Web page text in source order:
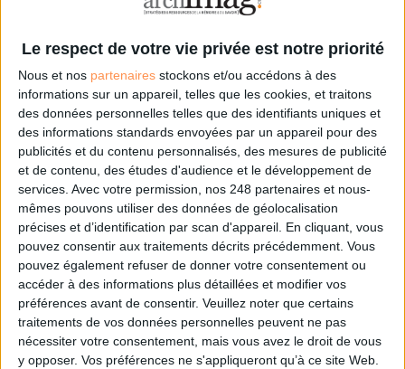
Le respect de votre vie privée est notre priorité
Nous et nos partenaires stockons et/ou accédons à des
informations sur un appareil, telles que les cookies, et traitons
des données personnelles telles que des identifiants uniques et
des informations standards envoyées par un appareil pour des
publicités et du contenu personnalisés, des mesures de publicité
et de contenu, des études d'audience et le développement de
services. Avec votre permission, nos 248 partenaires et nous-
mêmes pouvons utiliser des données de géolocalisation
précises et d’identification par scan d'appareil. En cliquant, vous
pouvez consentir aux traitements décrits précédemment. Vous
pouvez également refuser de donner votre consentement ou
accéder à des informations plus détaillées et modifier vos
préférences avant de consentir. Veuillez noter que certains
traitements de vos données personnelles peuvent ne pas
nécessiter votre consentement, mais vous avez le droit de vous
y opposer. Vos préférences ne s'appliqueront qu’à ce site Web.
Connectez-vous inscrivez-vous pour publier un commentaire
À LIRE SUR ARCHIMAG
Des archives inédites de Led Zeppelin refont
surface
Le plus beau but de tous les temps, signé Pelé,
reconstitué grâce à l'IA et aux archives